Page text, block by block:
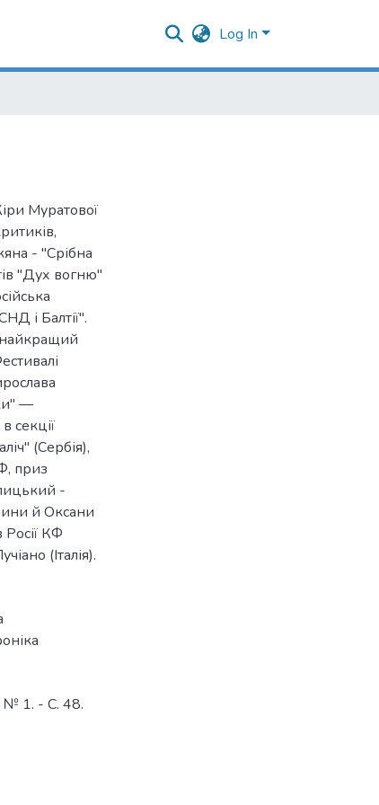
Log In
Муратової
- "Срібна
"Дух вогню"
і Балтії".
найкращий
—
секції
(Сербія),
приз
-
й Оксани
Росії КФ
(Італія).
№ 1. - С. 48.